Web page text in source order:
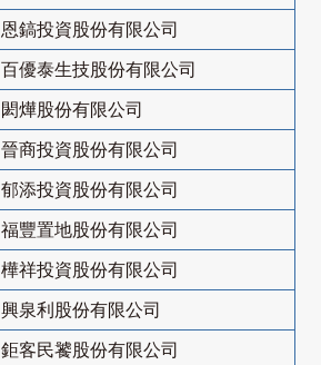
恩鎬投資股份有限公司
百優泰生技股份有限公司
閎燁股份有限公司
晉商投資股份有限公司
郁添投資股份有限公司
福豐置地股份有限公司
樺祥投資股份有限公司
興泉利股份有限公司
鉅客民饕股份有限公司